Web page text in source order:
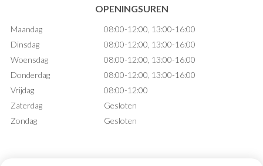
OPENINGSUREN
Maandag
08:00-12:00, 13:00-16:00
Dinsdag
08:00-12:00, 13:00-16:00
Woensdag
08:00-12:00, 13:00-16:00
Donderdag
08:00-12:00, 13:00-16:00
Vrijdag
08:00-12:00
Zaterdag
Gesloten
Zondag
Gesloten